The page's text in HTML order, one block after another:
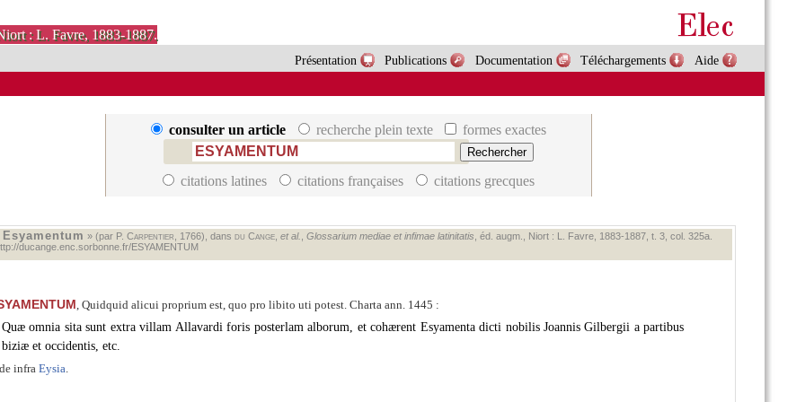
: L. Favre, 1883-1887.
Aide
Téléchargements
Documentation
Publications
Présentation
consulter un article recherche plein texte formes exactes
citations latines citations françaises citations grecques
Esyamentum » (par P. Carpentier , 1766), dans du Cange, et al. Glossarium mediae et infimae latinitatis , éd. augm., Niort : L. Favre, 1883‑1887, t. 3, col. 325a.
ducange.enc.sorbonne.fr/ESYAMENTUM
, Quidquid alicui proprium est, quo pro libito uti potest. Charta ann. 1445 :
Quæ omnia sita sunt extra villam Allavardi foris posterlam alborum, et cohærent Esyamenta dicti nobilis Joannis Gilbergii a partibus
biziæ et occidentis, etc.
infra Eysia.